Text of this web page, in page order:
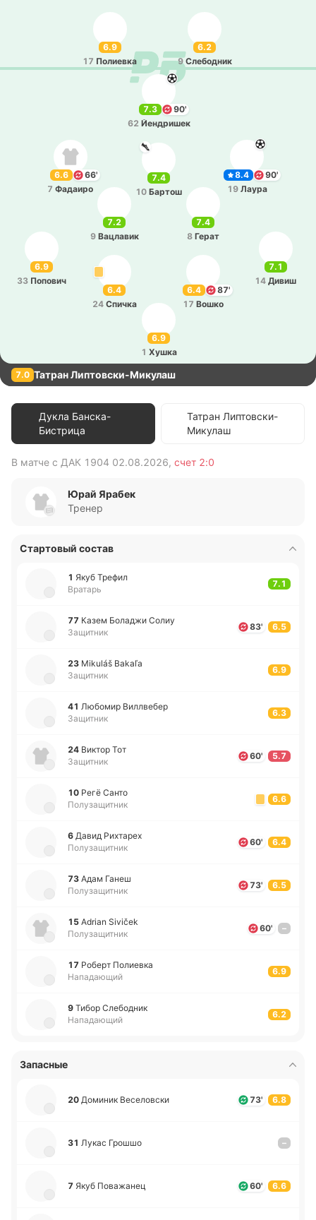
6.9
17 По­лие­вка
6.2
9 Сле­бо­дник
6.9
1 Хушка
6.4
87'
17 Вошко
6.4
24 Спичка
6.9
33 По­по­вич
7.1
14 Дивиш
7.4
8 Герат
7.2
9 Ва­цла­вик
8.4
90'
19 Лаура
6.6
66'
7 Фа­даи­ро
7.4
10 Бартош
7.3
90'
62 Йе­ндри­шек
7.0 Татран Липтовски-Микулаш
Дукла Банска-
Бистрица
Татран Липтовски-
Микулаш
В матче с ДАК 1904 02.08.2026, счет 2:0
Юрай Ярабек
Тренер
Стартовый состав
1 Якуб Трефил
Вратарь
7.1
77 Казем Бо­ла­джи Солиу
Защитник
83' 6.5
23 Mikuláš Bakaľa
Защитник
6.9
41 Лю­бо­мир Ви­ллве­бер
Защитник
6.3
24 Виктор Тот
Защитник
60' 5.7
10 Регё Санто
Полузащитник
6.6
6 Давид Ри­хта­рех
Полузащитник
60' 6.4
73 Адам Ганеш
Полузащитник
73' 6.5
15 Adrian Siviček
Полузащитник
60' –
17 Роберт По­лие­вка
Нападающий
6.9
9 Тибор Сле­бо­дник
Нападающий
6.2
Запасные
20 До­ми­ник Ве­се­ло­вски 73' 6.8
31 Лукас Грошшо –
7 Якуб По­ва­жа­нец 60' 6.6